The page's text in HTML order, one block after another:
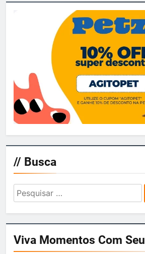
// Busca
Pesquisar
por:
Viva Momentos Com Seu